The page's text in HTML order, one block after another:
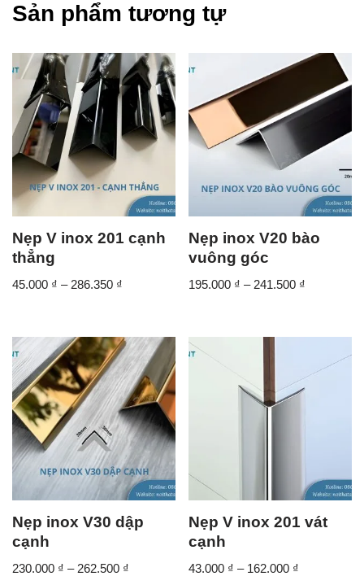
Sản phẩm tương tự
Nẹp V inox 201 cạnh
thẳng
45.000 ₫ – 286.350 ₫
Nẹp inox V20 bào
vuông góc
195.000 ₫ – 241.500 ₫
Nẹp inox V30 dập
cạnh
230.000 ₫ – 262.500 ₫
Nẹp V inox 201 vát
cạnh
43.000 ₫ – 162.000 ₫